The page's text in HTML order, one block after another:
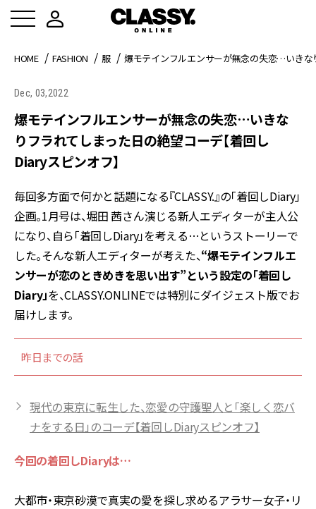
HOME FASHION 服 爆モテインフルエンサーが無念の失恋…いき
Dec, 03,2022
爆モテインフルエンサーが無念の失恋…いきな
りフラれてしまった日の絶望コーデ【着回し
Diaryスピンオフ】
毎回多方面で何かと話題になる『CLASSY.』の「着回しDiary」
企画。1月号は、堀田 茜さん演じる新人エディターが主人公
になり、自ら「着回しDiary」を考える…というストーリーで
した。そんな新人エディターが考えた、“爆モテインフルエ
ンサーが恋のときめきを思い出す”という設定の「着回し
Diary」を、CLASSY.ONLINEでは特別にダイジェスト版でお
届けします。
昨日までの話
現代の東京に転生した、恋愛の守護聖人と「楽しく恋バ
ナをする日」のコーデ【着回しDiaryスピンオフ】
今回の着回しDiaryは…
大都市・東京砂漠で真実の愛を探し求めるアラサー女子・リ